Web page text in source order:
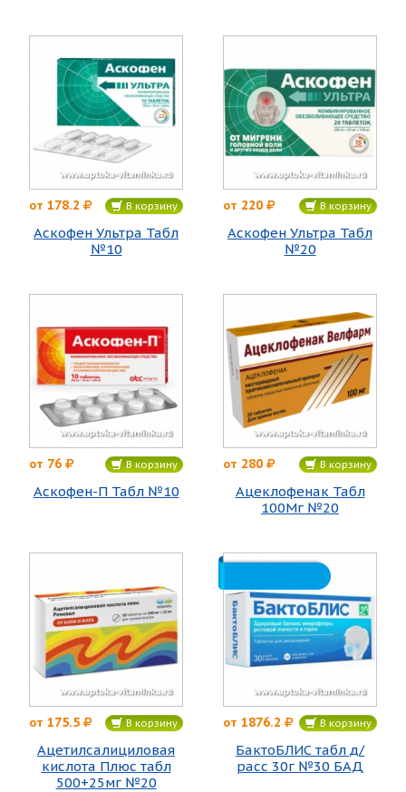
от 178.2 В корзину
Аскофен Ультра Табл
№10
от 220 В корзину
Аскофен Ультра Табл
№20
от 76 В корзину
Аскофен-П Табл №10
от 280 В корзину
Ацеклофенак Табл
100Мг №20
от 175.5 В корзину
Ацетилсалициловая
кислота Плюс табл
500+25мг №20
от 1876.2 В корзину
БактоБЛИС табл д/
расс 30г №30 БАД